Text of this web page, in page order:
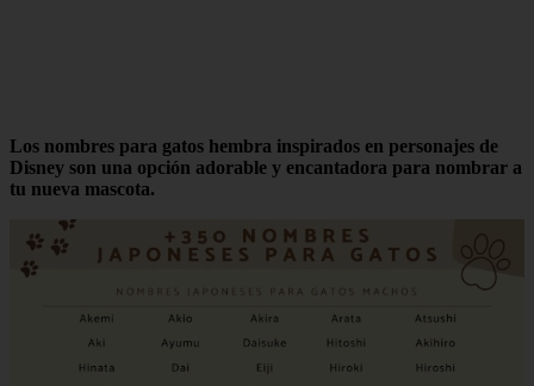
Los nombres para gatos hembra inspirados en personajes de
Disney son una opción adorable y encantadora para nombrar a
tu nueva mascota.